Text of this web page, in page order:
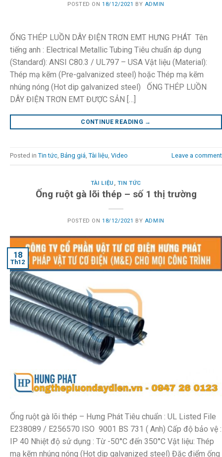
POSTED ON 18/12/2021 BY ADMIN
ỐNG THÉP LUỒN DÂY ĐIỆN TRƠN EMT HƯNG PHÁT Tên
tiếng anh : Electrical Metallic Tubing Tiêu chuẩn áp dụng
(Standard): ANSI C80.3 / UL797 – USA Vật liệu (Material):
Thép mạ kẽm (Pre-galvanized steel) hoặc Thép mạ kẽm
nhúng nóng (Hot dip galvanized steel) ỐNG THÉP LUỒN
DÂY ĐIỆN TRƠN EMT ĐƯỢC SẢN […]
CONTINUE READING →
Posted in Tin tức, Bảng giá, Tài liệu, Video Leave a comment
TÀI LIỆU , TIN TỨC
Ống ruột gà lõi thép – số 1 thị trường
POSTED ON 18/12/2021 BY ADMIN
18
Th12
Ống ruột gà lõi thép – Hưng Phát Tiêu chuẩn : UL Listed File
E238089 / E256570 ISO 9001 BS 731 ( Anh) Cấp độ bảo vệ :
IP 40 Nhiệt độ sử dụng : Từ -50°C đến 350°C Vật liệu: Thép
mạ kẽm nhúng nóng (Hot dip galvanized steel) Đặc điểm ống